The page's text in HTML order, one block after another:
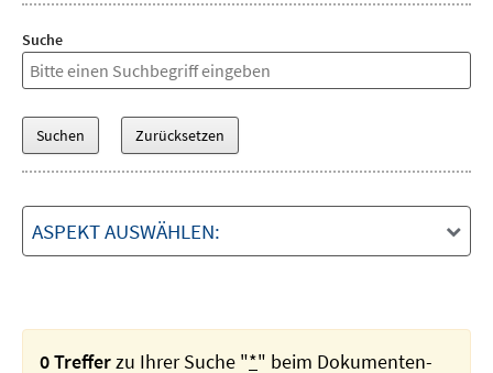
Suche
ASPEKT AUSWÄHLEN:
0 Trefferzu Ihrer Suche "*" beim Dokumenten-